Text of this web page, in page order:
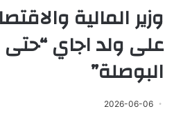
وزير المالية
على ولد اجاي “حتى
البوصلة”
2026-06-06